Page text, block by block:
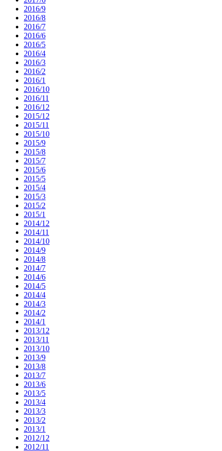
2016/9
2016/8
2016/7
2016/6
2016/5
2016/4
2016/3
2016/2
2016/1
2016/10
2016/11
2016/12
2015/12
2015/11
2015/10
2015/9
2015/8
2015/7
2015/6
2015/5
2015/4
2015/3
2015/2
2015/1
2014/12
2014/11
2014/10
2014/9
2014/8
2014/7
2014/6
2014/5
2014/4
2014/3
2014/2
2014/1
2013/12
2013/11
2013/10
2013/9
2013/8
2013/7
2013/6
2013/5
2013/4
2013/3
2013/2
2013/1
2012/12
2012/11